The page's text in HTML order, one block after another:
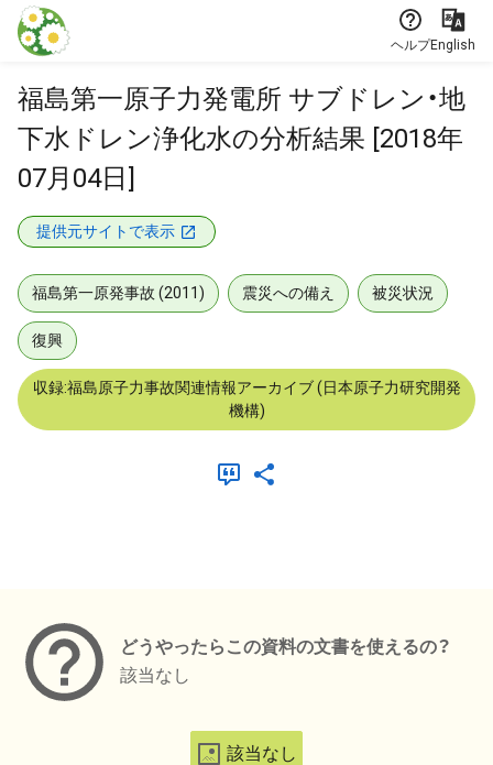
本文に飛ぶ
ヘルプEnglish
福島第一原子力発電所 サブドレン・地
下水ドレン浄化水の分析結果 [2018年
07月04日]
提供元サイトで表示
福島第一原発事故 (2011) 震災への備え 被災状況
復興
収録:福島原子力事故関連情報アーカイブ (日本原子力研究開発
機構)
どうやったらこの資料の文書を使えるの？
該当なし
該当なし